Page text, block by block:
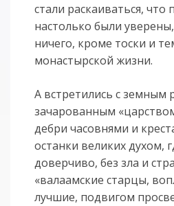
стали раскаиваться, что
настолько были
ничего, кроме тоски и
монастырской жизни.
А встретились с земным
зачарованным
дебри часовнями и
останки великих духом,
доверчиво, без зла и
«валаамские старцы,
лучшие, подвигом